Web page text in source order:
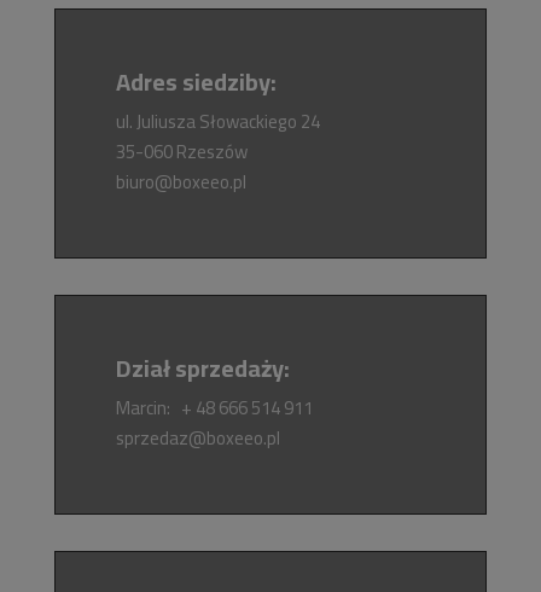
Adres siedziby:
ul. Juliusza Słowackiego 24
35-060 Rzeszów
biuro@boxeeo.pl
Dział sprzedaży:
Marcin: + 48 666 514 911
sprzedaz@boxeeo.pl